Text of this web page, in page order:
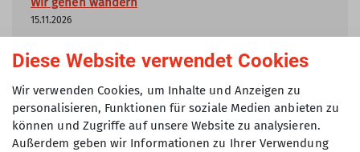
15.11.2026
Organisation
Fabian
Scharbert
Diese Website verwendet Cookies
Wir verwenden Cookies, um Inhalte und Anzeigen zu
personalisieren, Funktionen für soziale Medien anbieten zu
können und Zugriffe auf unsere Website zu analysieren.
Außerdem geben wir Informationen zu Ihrer Verwendung